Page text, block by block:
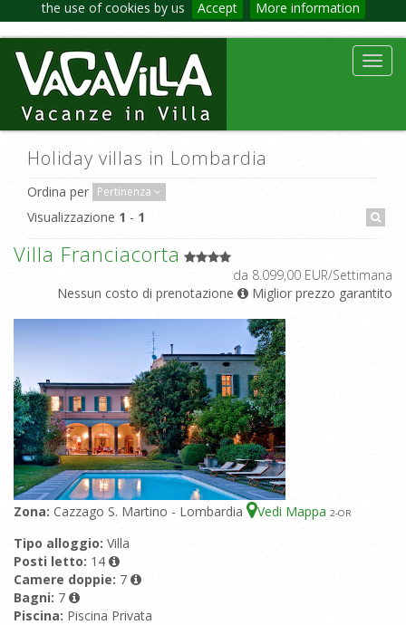
the use of cookies by us Accept More information
Holiday villas in Lombardia
Ordina per Pertinenza
Visualizzazione 1 - 1
Villa Franciacorta
da 8.099,00 EUR/Settimana
Nessun costo di prenotazione
Miglior prezzo garantito
Zona: Cazzago S. Martino - Lombardia Vedi Mappa 2-OR
Tipo alloggio: Villa
Posti letto: 14
Camere doppie: 7
Bagni: 7
Piscina: Piscina Privata